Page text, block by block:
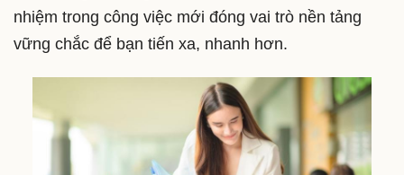
nhiệm trong công việc mới đóng vai trò nền tảng
vững chắc để bạn tiến xa, nhanh hơn.